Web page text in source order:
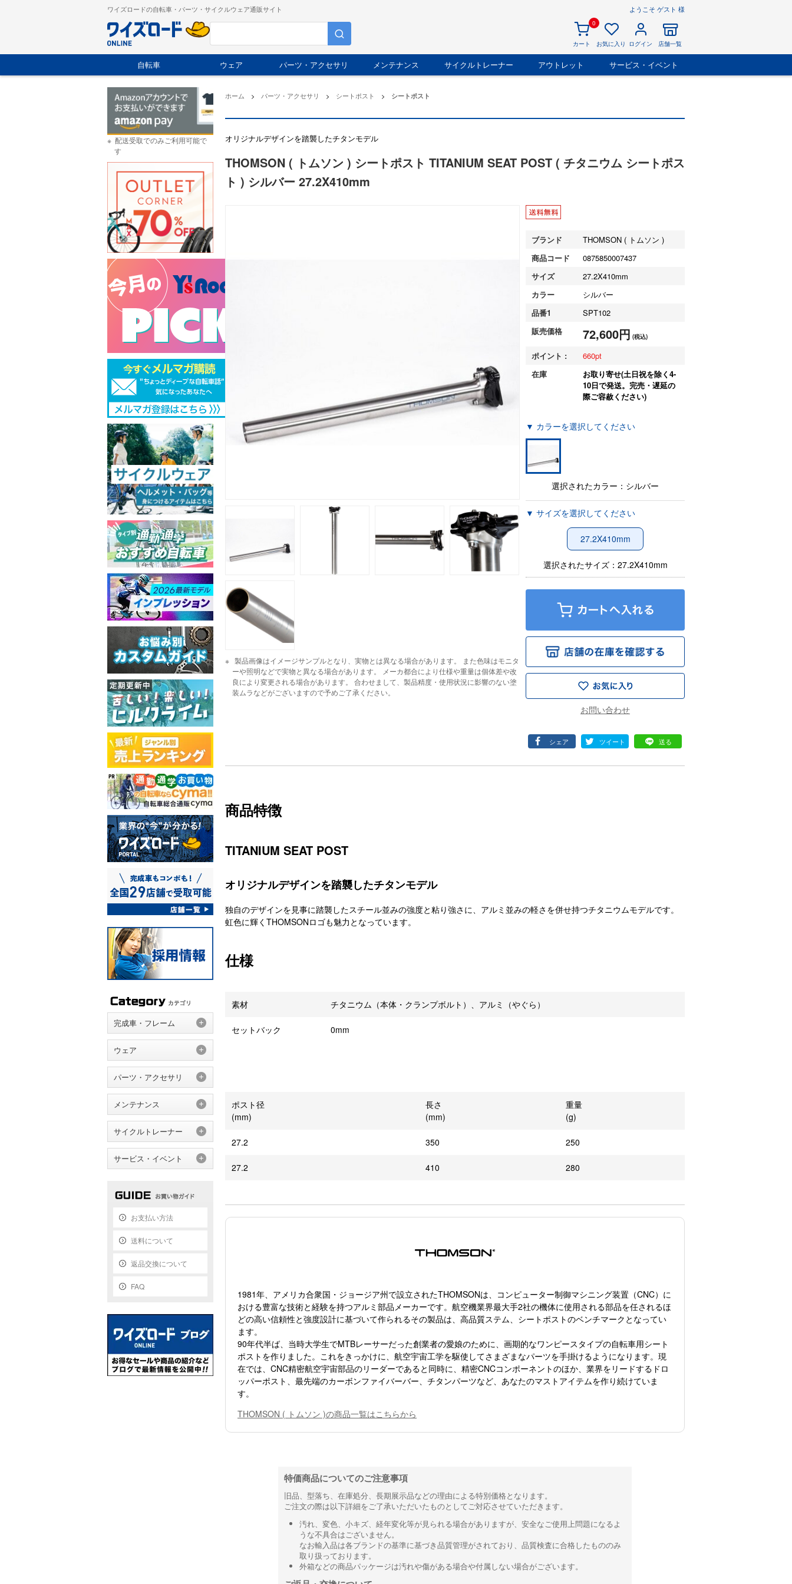
ワイズロードの自転車・パーツ・サイクルウェア通販サイト ようこそ ゲスト 様
0
カート お気に入り ログイン 店舗一覧
自転車 ウェア パーツ・アクセサリ メンテナンス サイクルトレーナー アウトレット サービス・イベント
ホーム > パーツ・アクセサリ > シートポスト > シートポスト
オリジナルデザインを踏襲したチタンモデル
THOMSON ( トムソン ) シートポスト TITANIUM SEAT POST ( チタニウム シートポス
ト ) シルバー 27.2X410mm
製品画像はイメージサンプルとなり、実物とは異なる場合があります。 また色味はモニタ
ーや照明などで実物と異なる場合があります。 メーカ都合により仕様や重量は個体差や改
良により変更される場合があります。 合わせまして、製品精度・使用状況に影響のない塗
装ムラなどがございますので予めご了承ください。
ブランド
THOMSON ( トムソン )
商品コード
0875850007437
サイズ
27.2X410mm
カラー
シルバー
品番1
SPT102
販売価格
72,600円 (税込)
ポイント :
660
在庫
お取り寄せ(土日祝を除く4-
10日で発送。完売・遅延の
際ご容赦ください)
▼ カラーを選択してください
選択されたカラー：シルバー
▼ サイズを選択してください
27.2X410mm
選択されたサイズ：27.2X410mm
シェア ツイート 送る
商品特徴
TITANIUM SEAT POST
オリジナルデザインを踏襲したチタンモデル
独自のデザインを見事に踏襲したスチール並みの強度と粘り強さに、アルミ並みの軽さを併せ持つチタニウムモデルです。
虹色に輝くTHOMSONロゴも魅力となっています。
仕様
素材 チタニウム（本体・クランプボルト）、アルミ（やぐら）
セットバック 0mm
ポスト径
(mm)
長さ
(mm)
重量
(g)
27.2 350 250
27.2 410 280
1981年、アメリカ合衆国・ジョージア州で設立されたTHOMSONは、コンピューター制御マシニング装置（CNC）に
おける豊富な技術と経験を持つアルミ部品メーカーです。航空機業界最大手2社の機体に使用される部品を任されるほ
どの高い信頼性と強度設計に基づいて作られるその製品は、高品質ステム、シートポストのベンチマークとなってい
ます。
90年代半ば、当時大学生でMTBレーサーだった創業者の愛娘のために、画期的なワンピースタイプの自転車用シート
ポストを作りました。これをきっかけに、航空宇宙工学を駆使してさまざまなパーツを手掛けるようになります。現
在では、CNC精密航空宇宙部品のリーダーであると同時に、精密CNCコンポーネントのほか、業界をリードするドロ
ッパーポスト、最先端のカーボンファイバーバー、チタンパーツなど、あなたのマストアイテムを作り続けていま
す。
THOMSON ( トムソン )の商品一覧はこちらから
特価商品についてのご注意事項
旧品、型落ち、在庫処分、長期展示品などの理由による特別価格となります。
ご注文の際は以下詳細をご了承いただいたものとしてご対応させていただきます。
汚れ、変色、小キズ、経年変化等が見られる場合がありますが、安全なご使用上問題になるよ
うな不具合はございません。
なお輸入品は各ブランドの基準に基づき品質管理がされており、品質検査に合格したもののみ
取り扱っております。
外箱などの商品パッケージは汚れや傷がある場合や付属しない場合がございます。
配送受取でのみご利用可能で
す
完成車・フレーム
ウェア
パーツ・アクセサリ
メンテナンス
サイクルトレーナー
サービス・イベント
お支払い方法
送料について
返品交換について
FAQ